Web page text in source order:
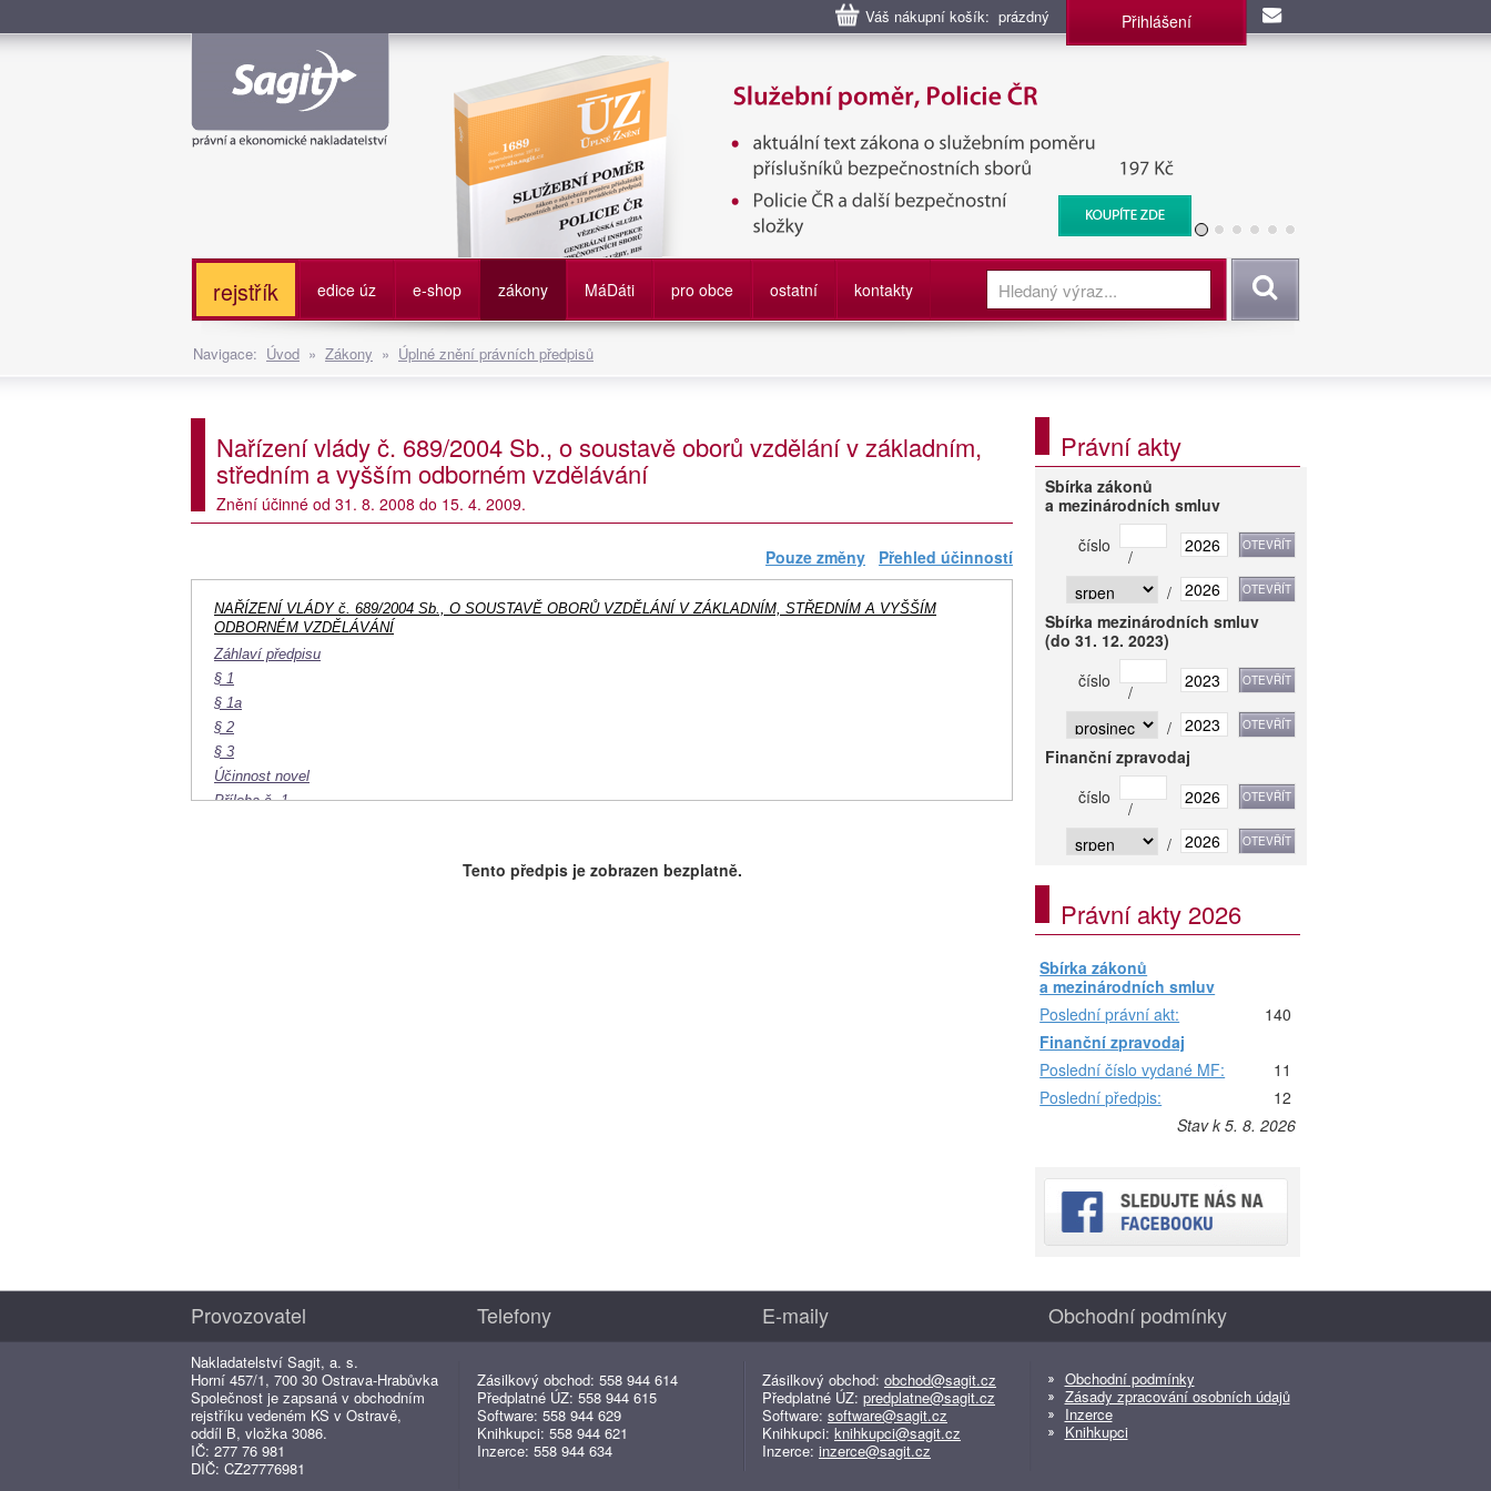
Váš nákupní košík: prázdný Přihlášení
Služební poměr příslušníků bezpečnostních sborů, Policie ČR, Vězeňská služba, BIS, Zpravodajské
služby
rejstřík edice úz e-shop zákony MáDáti pro obce ostatní kontakty Vyhledat
Navigace: Úvod » Zákony » Úplné znění právních předpisů
Nařízení vlády č. 689/2004 Sb., o soustavě oborů vzdělání v základním,
středním a vyšším odborném vzdělávání
Znění účinné od 31. 8. 2008 do 15. 4. 2009.
Pouze změny Přehled účinností
NAŘÍZENÍ VLÁDY č. 689/2004 Sb., O SOUSTAVĚ OBORŮ VZDĚLÁNÍ V ZÁKLADNÍM, STŘEDNÍM A VYŠŠÍM
ODBORNÉM VZDĚLÁVÁNÍ
Záhlaví předpisu
§ 1
§ 1a
§ 2
§ 3
Účinnost novel
Příloha č. 1
Tento předpis je zobrazen bezplatně.
Právní akty
Sbírka zákonů
a mezinárodních smluv
číslo
/
/
Sbírka mezinárodních smluv
(do 31. 12. 2023)
číslo
/
/
Finanční zpravodaj
číslo
/
/
Právní akty 2026
Sbírka zákonů
a mezinárodních smluv
Poslední právní akt:
140
Finanční zpravodaj
Poslední číslo vydané MF:
11
Poslední předpis:
12
Stav k 5. 8. 2026
Provozovatel
Nakladatelství Sagit, a. s.
Horní 457/1, 700 30 Ostrava-Hrabůvka
Společnost je zapsaná v obchodním
rejstříku vedeném KS v Ostravě,
oddíl B, vložka 3086.
IČ: 277 76 981
DIČ: CZ27776981
Telefony
Zásilkový obchod: 558 944 614
Předplatné ÚZ: 558 944 615
Software: 558 944 629
Knihkupci: 558 944 621
Inzerce: 558 944 634
E-maily
Zásilkový obchod: obchod@sagit.cz
Předplatné ÚZ: predplatne@sagit.cz
Software: software@sagit.cz
Knihkupci: knihkupci@sagit.cz
Inzerce: inzerce@sagit.cz
Obchodní podmínky
Obchodní podmínky
Zásady zpracování osobních údajů
Inzerce
Knihkupci